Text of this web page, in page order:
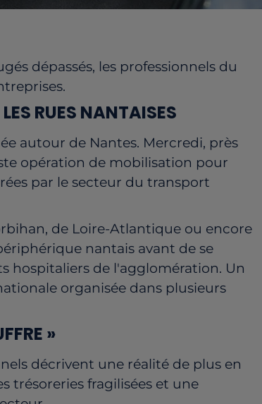
dépassés, les professionnels du
RUES NANTAISES
autour de Nantes. Mercredi, près
opération de mobilisation pour
par le secteur du transport
de Loire-Atlantique ou encore
nantais avant de se
hospitaliers de l'agglomération. Un
organisée dans plusieurs
»
décrivent une réalité de plus en
trésoreries fragilisées et une